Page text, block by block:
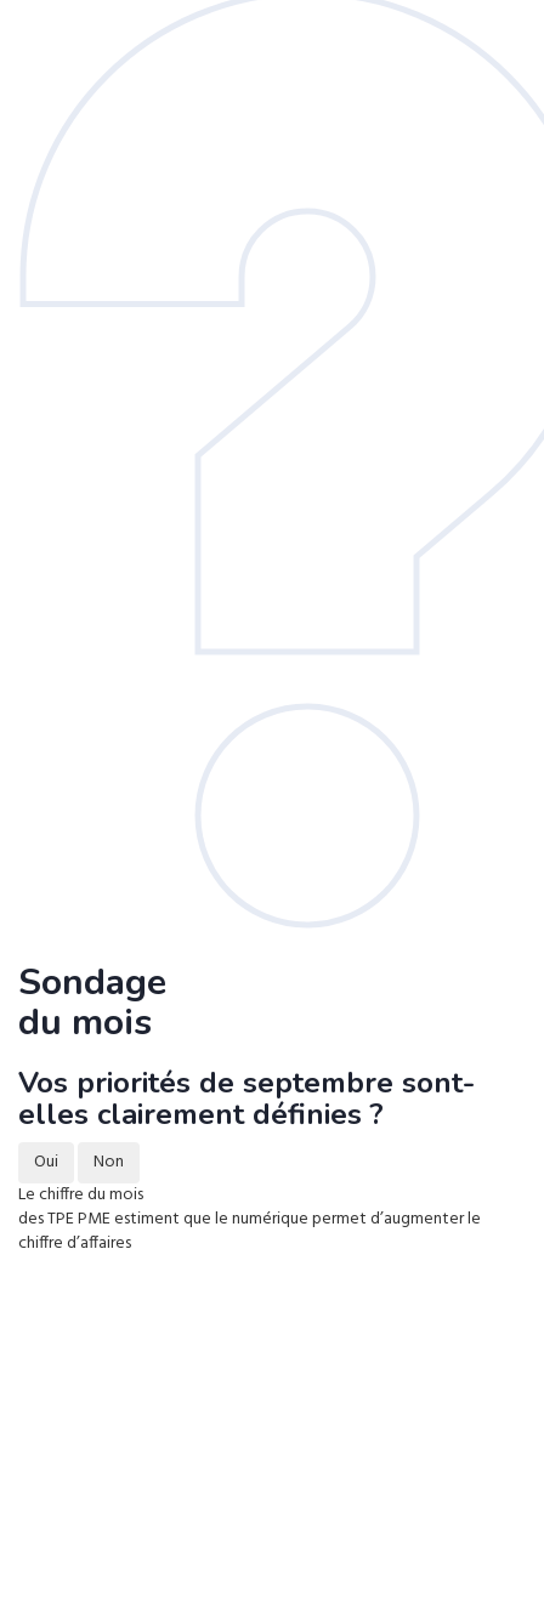
Sondage
du mois
Vos priorités de septembre sont-
elles clairement définies ?
Oui
Non
Le chiffre du mois
des TPE PME estiment que le numérique permet d’augmenter le
chiffre d’affaires